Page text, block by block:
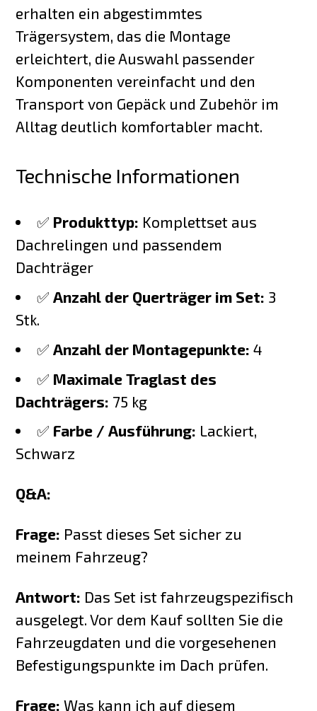
erhalten ein abgestimmtes
Trägersystem, das die Montage
erleichtert, die Auswahl passender
Komponenten vereinfacht und den
Transport von Gepäck und Zubehör im
Alltag deutlich komfortabler macht.
Technische Informationen
✅ Produkttyp: Komplettset aus
Dachrelingen und passendem
Dachträger
✅ Anzahl der Querträger im Set: 3
Stk.
✅ Anzahl der Montagepunkte: 4
✅ Maximale Traglast des
Dachträgers: 75 kg
✅ Farbe / Ausführung: Lackiert,
Schwarz
Q&A:
Frage: Passt dieses Set sicher zu
meinem Fahrzeug?
Antwort: Das Set ist fahrzeugspezifisch
ausgelegt. Vor dem Kauf sollten Sie die
Fahrzeugdaten und die vorgesehenen
Befestigungspunkte im Dach prüfen.
Frage: Was kann ich auf diesem